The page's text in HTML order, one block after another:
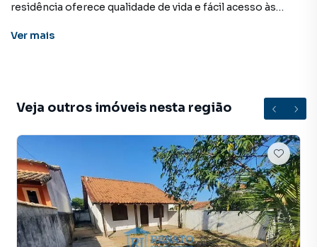
residência oferece qualidade de vida e fácil acesso às
conveniência de estar ao lado de comércios locais,
O imóvel dispõe de uma excelente estrutura, com
ambientes amplos e bem distribuídos. Internamente,
conta com uma sala espaçosa com dois ambientes,
cozinha funcional integrada à copa, hall, banheiro social e
dois quartos, ambos suítes, cada um com uma ampla
varanda privativa, proporcionando conforto e privacidade.
Na área externa, a casa oferece uma ampla varanda,
garagem com capacidade para quatro veículos, quintal nos
Ver mais
Veja outros imóveis nesta região